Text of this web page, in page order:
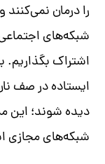
را درمان نمی‌کنند و
شبکه‌های
اشتراک بگذاریم.
ایستاده در صف
دیده شوند؛ این
شبکه‌های مجازی